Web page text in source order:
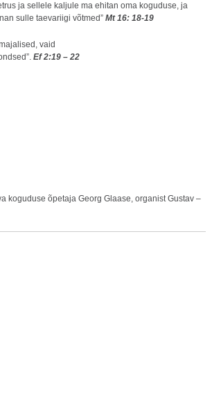
ja sellele kaljule ma ehitan oma koguduse, ja
sulle taevariigi võtmed” Mt 16: 18-19
vaid
Ef 2:19 – 22
koguduse õpetaja Georg Glaase, organist Gustav –